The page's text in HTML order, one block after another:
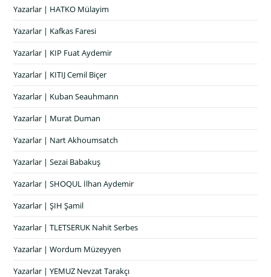
Yazarlar | HATKO Mülayim
Yazarlar | Kafkas Faresi
Yazarlar | KIP Fuat Aydemir
Yazarlar | KITIJ Cemil Biçer
Yazarlar | Kuban Seauhmann
Yazarlar | Murat Duman
Yazarlar | Nart Akhoumsatch
Yazarlar | Sezai Babakuş
Yazarlar | SHOQUL İlhan Aydemir
Yazarlar | ŞIH Şamil
Yazarlar | TLETSERUK Nahit Serbes
Yazarlar | Wordum Müzeyyen
Yazarlar | YEMUZ Nevzat Tarakçı